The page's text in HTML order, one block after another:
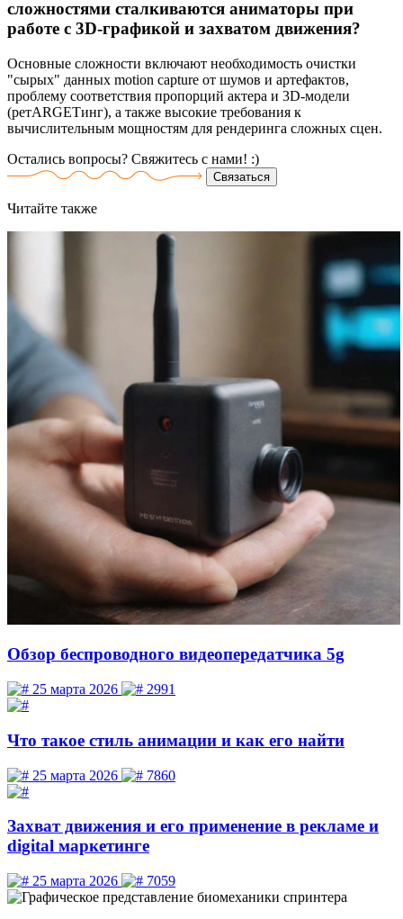
сложностями сталкиваются аниматоры при
работе с 3D-графикой и захватом движения?
Основные сложности включают необходимость очистки
"сырых" данных motion capture от шумов и артефактов,
проблему соответствия пропорций актера и 3D-модели
(ретARGETинг), а также высокие требования к
вычислительным мощностям для рендеринга сложных сцен.
Остались вопросы? Свяжитесь с нами! :)
Связаться
Читайте также
Обзор беспроводного видеопередатчика 5g
25 марта 2026 2991
Что такое стиль анимации и как его найти
25 марта 2026 7860
Захват движения и его применение в рекламе и
digital маркетинге
25 марта 2026 7059